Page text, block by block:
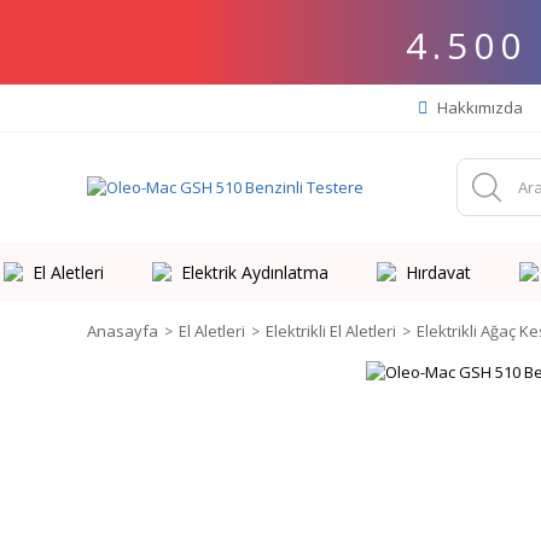
4.500
Hakkımızda
El Aletleri Elektrik Aydınlatma Hırdavat
Anasayfa El Aletleri Elektrikli El Aletleri Elektrikli Ağaç